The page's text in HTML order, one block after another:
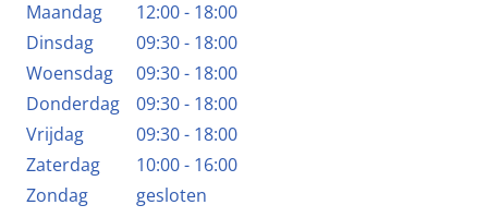
Maandag
12:00 - 18:00
Dinsdag
09:30 - 18:00
Woensdag
09:30 - 18:00
Donderdag
09:30 - 18:00
Vrijdag
09:30 - 18:00
Zaterdag
10:00 - 16:00
Zondag
gesloten